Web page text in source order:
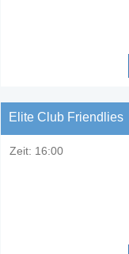
Elite Club Friendlies
Zeit: 16:00